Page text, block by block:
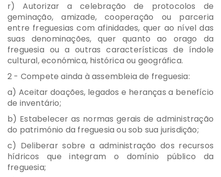
r) Autorizar a celebração de protocolos de
geminação, amizade, cooperação ou parceria
entre freguesias com afinidades, quer ao nível das
suas denominações, quer quanto ao orago da
freguesia ou a outras características de índole
cultural, económica, histórica ou geográfica.
2 - Compete ainda à assembleia de freguesia:
a) Aceitar doações, legados e heranças a benefício
de inventário;
b) Estabelecer as normas gerais de administração
do património da freguesia ou sob sua jurisdição;
c) Deliberar sobre a administração dos recursos
hídricos que integram o domínio público da
freguesia;